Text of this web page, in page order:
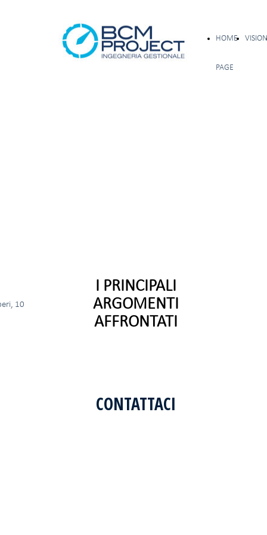
HOME
PAGE
VISION
CONTATTACI
10
I PRINCIPALI
ARGOMENTI
AFFRONTATI